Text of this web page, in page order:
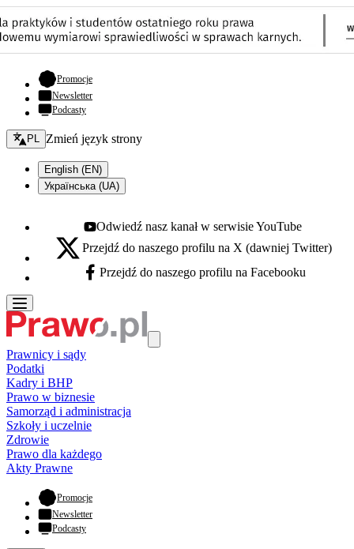
Promocje- otwiera się w nowej karcie
Newsletter
Podcasty
Zmień język - bieżący:
PL Zmień język strony
English (EN)
Українська (UA)
Youtube - otwiera się w nowej karcie
Odwiedź nasz kanał w serwisie YouTube
X - otwiera się w nowej karcie
Przejdź do naszego profilu na X (dawniej Twitter)
Facebook - otwiera się w nowej karcie
Przejdź do naszego profilu na Facebooku
Prawnicy i sądy
Podatki
Kadry i BHP
Prawo w biznesie
Samorząd i administracja
Szkoły i uczelnie
Zdrowie
Prawo dla każdego
Akty Prawne
Promocje- otwiera się w nowej karcie
Newsletter
Podcasty